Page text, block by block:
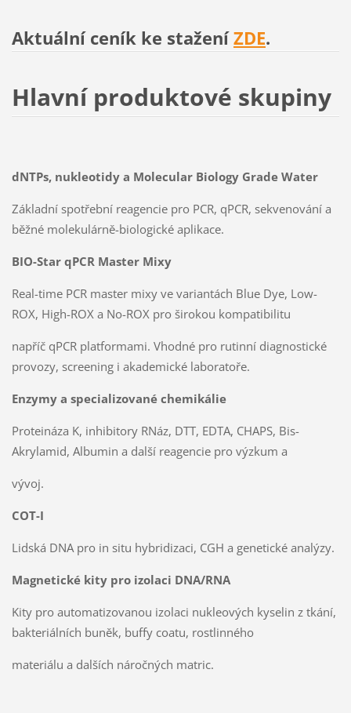
Aktuální ceník ke staženíZDE.
Hlavní produktové skupiny
dNTPs, nukleotidy a Molecular Biology Grade Water
Základní spotřební reagencie pro PCR, qPCR, sekvenování a
běžné molekulárně-biologické aplikace.
BIO-Star qPCR Master Mixy
Real-time PCR master mixy ve variantách Blue Dye, Low-
ROX, High-ROX a No-ROX pro širokou kompatibilitu
napříč qPCR platformami. Vhodné pro rutinní diagnostické
provozy, screening i akademické laboratoře.
Enzymy a specializované chemikálie
Proteináza K, inhibitory RNáz, DTT, EDTA, CHAPS, Bis-
Akrylamid, Albumin a další reagencie pro výzkum a
vývoj.
COT-I
Lidská DNA pro in situ hybridizaci, CGH a genetické analýzy.
Magnetické kity pro izolaci DNA/RNA
Kity pro automatizovanou izolaci nukleových kyselin z tkání,
bakteriálních buněk, buffy coatu, rostlinného
materiálu a dalších náročných matric.